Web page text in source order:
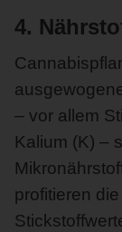
4.
– vor allem
Kalium (K) –
profitieren